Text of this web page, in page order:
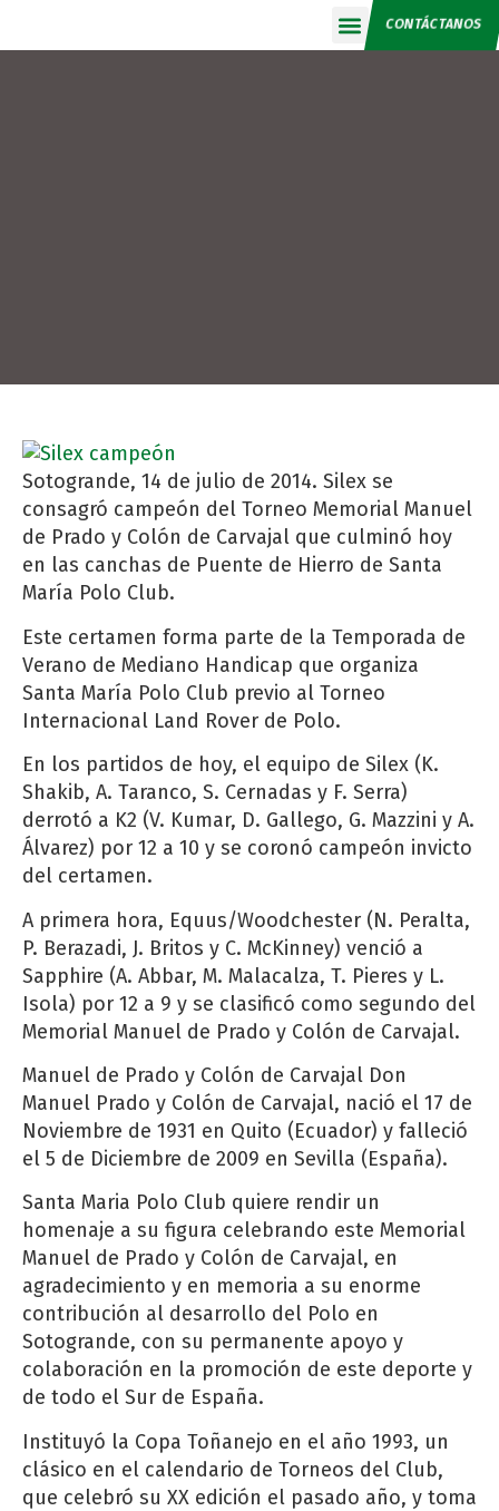
CONTÁCTANOS
Sotogrande, 14 de julio de 2014. Silex se
consagró campeón del Torneo Memorial Manuel
de Prado y Colón de Carvajal que culminó hoy
en las canchas de Puente de Hierro de Santa
María Polo Club.
Este certamen forma parte de la Temporada de
Verano de Mediano Handicap que organiza
Santa María Polo Club previo al Torneo
Internacional Land Rover de Polo.
En los partidos de hoy, el equipo de Silex (K.
Shakib, A. Taranco, S. Cernadas y F. Serra)
derrotó a K2 (V. Kumar, D. Gallego, G. Mazzini y A.
Álvarez) por 12 a 10 y se coronó campeón invicto
del certamen.
A primera hora, Equus/Woodchester (N. Peralta,
P. Berazadi, J. Britos y C. McKinney) venció a
Sapphire (A. Abbar, M. Malacalza, T. Pieres y L.
Isola) por 12 a 9 y se clasificó como segundo del
Memorial Manuel de Prado y Colón de Carvajal.
Manuel de Prado y Colón de Carvajal Don
Manuel Prado y Colón de Carvajal, nació el 17 de
Noviembre de 1931 en Quito (Ecuador) y falleció
el 5 de Diciembre de 2009 en Sevilla (España).
Santa Maria Polo Club quiere rendir un
homenaje a su figura celebrando este Memorial
Manuel de Prado y Colón de Carvajal, en
agradecimiento y en memoria a su enorme
contribución al desarrollo del Polo en
Sotogrande, con su permanente apoyo y
colaboración en la promoción de este deporte y
de todo el Sur de España.
Instituyó la Copa Toñanejo en el año 1993, un
clásico en el calendario de Torneos del Club,
que celebró su XX edición el pasado año, y toma